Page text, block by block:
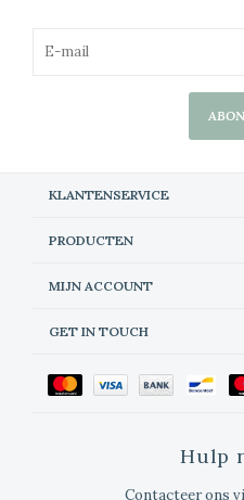
KLANTENSERVICE
PRODUCTEN
MIJN ACCOUNT
GET IN TOUCH
Hulp
Contacteer ons